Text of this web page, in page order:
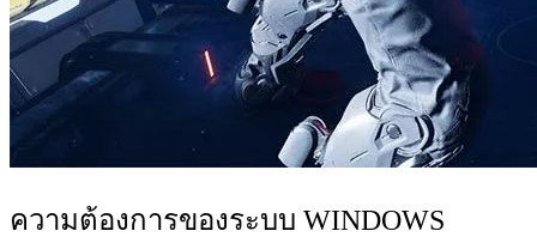
ความต้องการของระบบ WINDOWS